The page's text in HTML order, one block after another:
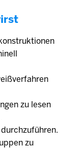
zu lesen
zu